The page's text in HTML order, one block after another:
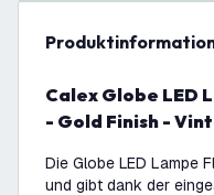
Calex Globe LED Lampe Flex - E27 - 250 Lm
- Gold Finish -
Die Globe LED Lampe
und gibt dank der